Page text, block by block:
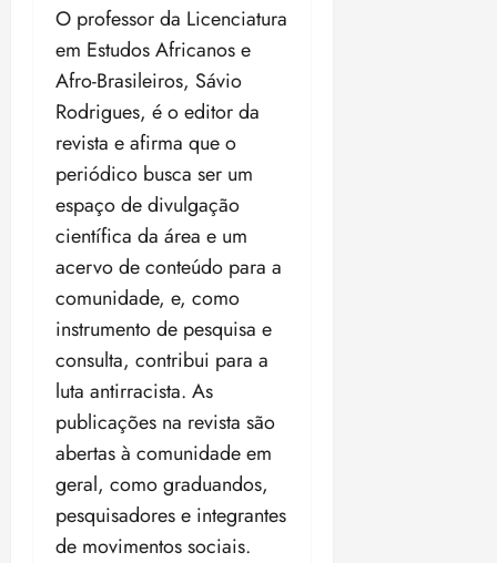
O professor da Licenciatura
em Estudos Africanos e
Afro-Brasileiros, Sávio
Rodrigues, é o editor da
revista e afirma que o
periódico busca ser um
espaço de divulgação
científica da área e um
acervo de conteúdo para a
comunidade, e, como
instrumento de pesquisa e
consulta, contribui para a
luta antirracista. As
publicações na revista são
abertas à comunidade em
geral, como graduandos,
pesquisadores e integrantes
de movimentos sociais.